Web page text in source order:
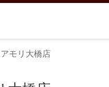
モリ大橋店